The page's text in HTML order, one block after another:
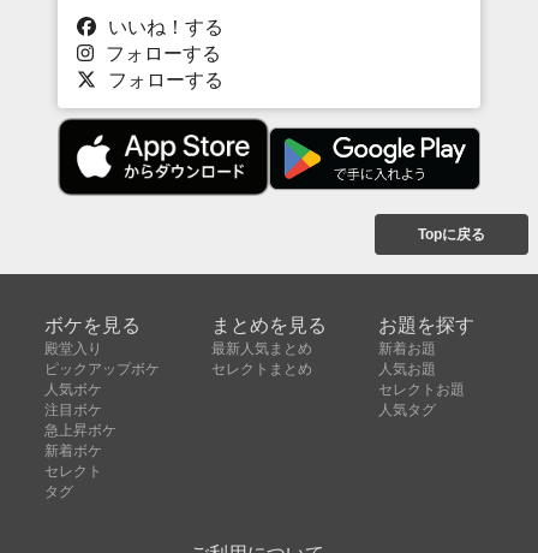
いいね！する
フォローする
フォローする
Topに戻る
ボケを見る
殿堂入り
ピックアップボケ
人気ボケ
注目ボケ
急上昇ボケ
新着ボケ
セレクト
タグ
まとめを見る
最新人気まとめ
セレクトまとめ
お題を探す
新着お題
人気お題
セレクトお題
人気タグ